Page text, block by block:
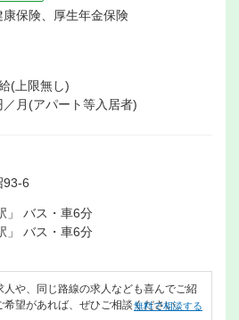
保険、厚生年金保険
(上限無し)
月(アパート等入居者)
93-6
」 バス・車6分
」 バス・車6分
人や、同じ路線の求人なども喜んでご紹
望があれば、ぜひご相談ください。
無料で相談する